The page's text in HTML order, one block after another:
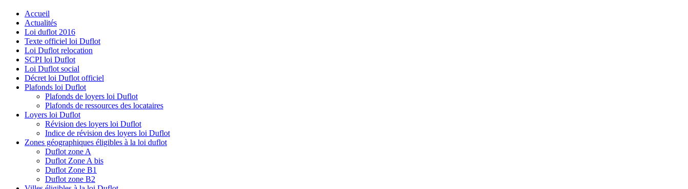
Accueil
Actualités
Loi duflot 2016
Texte officiel loi Duflot
Loi Duflot relocation
SCPI loi Duflot
Loi Duflot social
Décret loi Duflot officiel
Plafonds loi Duflot
Plafonds de loyers loi Duflot
Plafonds de ressources des locataires
Loyers loi Duflot
Révision des loyers loi Duflot
Indice de révision des loyers loi Duflot
Zones géographiques éligibles à la loi duflot
Duflot zone A
Duflot Zone A bis
Duflot Zone B1
Duflot zone B2